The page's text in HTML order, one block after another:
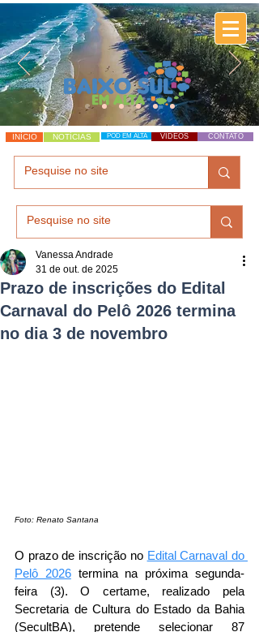
INÍCIO NOTÍCIAS POD EM ALTA VÍDEOS CONTATO
Prazo de inscrições do Edital
Carnaval do Pelô 2026 termina
no dia 3 de novembro
Vanessa Andrade
31 de out. de 2025
Foto: Renato Santana
O prazo de inscrição no Edital Carnaval do
Pelô 2026 termina na próxima segunda-
feira (3). O certame, realizado pela
Secretaria de Cultura do Estado da Bahia
(SecultBA), pretende selecionar 87